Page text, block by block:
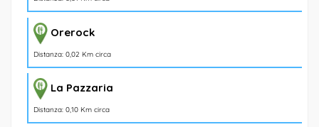
Orerock
Distanza: 0,02 Km circa
La Pazzaria
Distanza: 0,10 Km circa